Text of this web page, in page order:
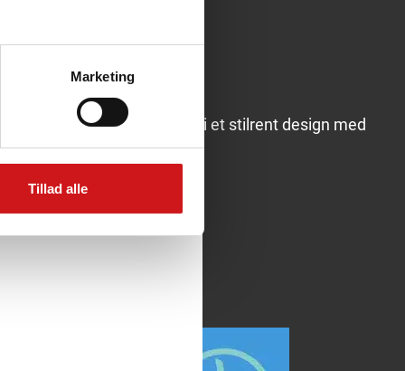
Marketing
Tillad alle
Udeprodukter til by og park i et stilrent design med
et nordisk udtryk.